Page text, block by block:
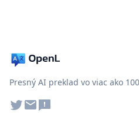
Presný AI preklad vo viac ako